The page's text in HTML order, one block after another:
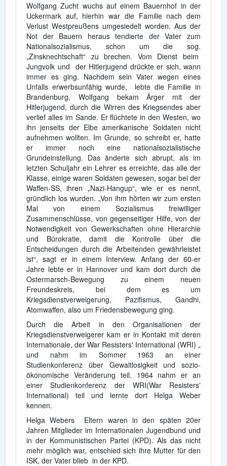
Wolfgang Zucht wuchs auf einem Bauernhof in der
Uckermark auf, hierhin war die Familie nach dem
Verlust Westpreußens umgesiedelt worden. Aus der
Not der Bauern heraus tendierte der Vater zum
Nationalsozialismus, schon um die sog.
„Zinsknechtschaft“ zu brechen. Vom Dienst beim
Jungvolk und der Hitlerjugend drückte er sich, wann
immer es ging. Nachdem sein Vater wegen eines
Unfalls erwerbsunfähig wurde, lebte die Familie in
Brandenburg, Wolfgang bekam Ärger mit der
Hitlerjugend, durch die Wirren des Kriegsendes aber
verlief alles im Sande. Er flüchtete in den Westen, wo
ihn jenseits der Elbe amerikanische Soldaten nicht
aufnehmen wollten. Im Grunde, so schreibt er, hatte
er immer noch eine nationalsozialistische
Grundeinstellung. Das änderte sich abrupt, als im
letzten Schuljahr ein Lehrer es erreichte, das alle der
Klasse, einige waren Soldaten gewesen, sogar bei der
Waffen-SS, ihren „Nazi-Hangup“, wie er es nennt,
gründlich los wurden. „Von ihm hörten wir zum ersten
Mal von einem Sozialismus freiwilliger
Zusammenschlüsse, von gegenseitiger Hilfe, von der
Notwendigkeit von Gewerkschaften ohne Hierarchie
und Bürokratie, damit die Kontrolle über die
Entscheidungen durch die Arbeitenden gewährleistet
ist“, sagt er in einem Interview. Anfang der 60-er
Jahre lebte er in Hannover und kam dort durch die
Ostermarsch-Bewegung zu einem neuen
Freundeskreis, bei dem es um
Kriegsdienstverweigerung, Pazifismus, Gandhi,
Atomwaffen, also um Friedensbewegung ging.
Durch die Arbeit in den Organisationen der
Kriegsdienstverweigerer kam er in Kontakt mit deren
Internationale, der War Resisters' International (WRI) „
und nahm im Sommer 1963 an einer
Studienkonferenz über Gewaltlosigkeit und sozio-
ökonomische Veränderung teil. 1964 nahm er an
einer Studienkonferenz der WRI(War Resisters'
International) teil und lernte dort Helga Weber
kennen.
Helga Webers Eltern waren in den späten 20er
Jahren Mitglieder im Internationalen Jugendbund und
in der Kommunistischen Partei (KPD). Als das nicht
mehr möglich war, entschied sich ihre Mutter für den
ISK, der Vater blieb in der KPD.